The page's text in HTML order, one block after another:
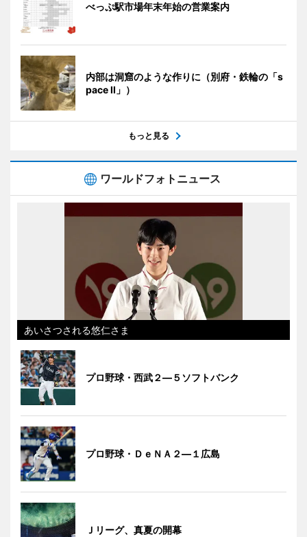
べっぷ駅市場年末年始の営業案内
内部は洞窟のような作りに（別府・鉄輪の「s
pace II」）
もっと見る
ワールドフォトニュース
あいさつされる悠仁さま
プロ野球・西武２―５ソフトバンク
プロ野球・ＤｅＮＡ２―１広島
Ｊリーグ、真夏の開幕